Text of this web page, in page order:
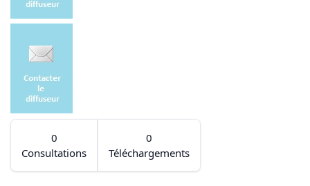
0
Consultations
0
Téléchargements